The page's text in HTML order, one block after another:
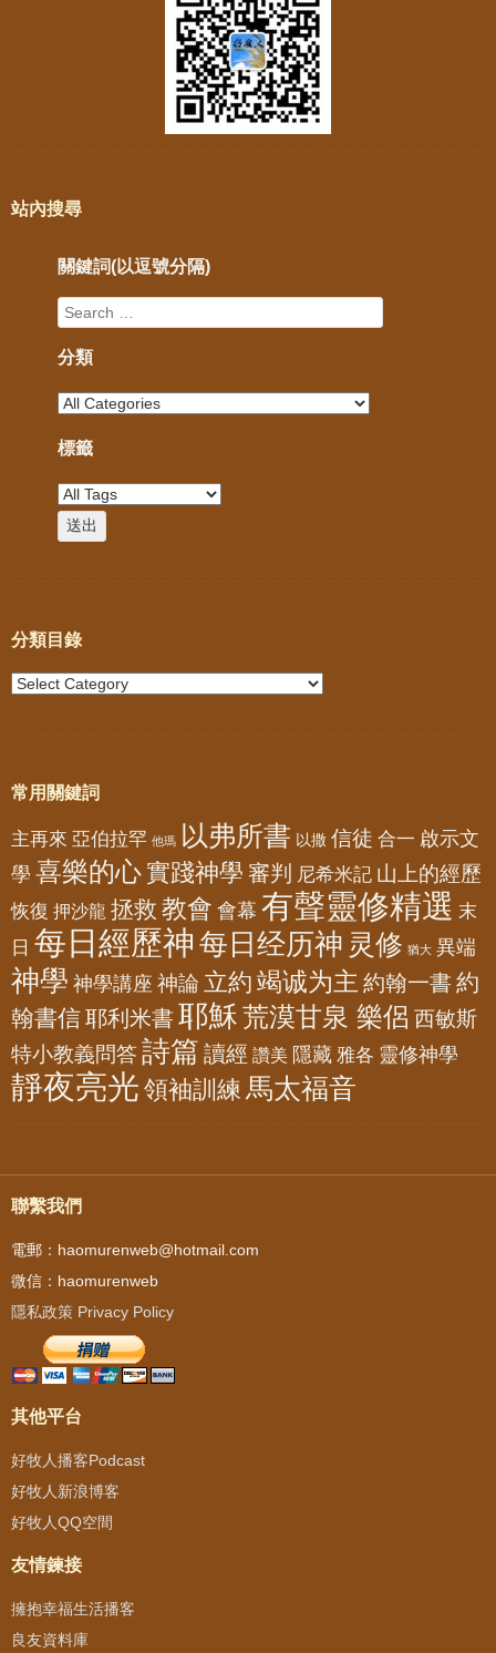
站內搜尋
關鍵詞(以逗號分隔)
分類
標籤
分類目錄
常用關鍵詞
主再來 亞伯拉罕 他瑪 以弗所書 以撒 信徒 合一 啟示文
學 喜樂的心實踐神學 審判 尼希米記 山上的經歷
恢復 押沙龍 拯救 教會 會幕 有聲靈修精選 末
日 每日經歷神 每日经历神 灵修 猶大 異端
神學 神學講座 神論 立約 竭诚为主 約翰一書 約
翰書信耶利米書 耶穌荒漠甘泉 樂侶 西敏斯
特小教義問答詩篇 讀經 讚美 隱藏 雅各 靈修神學
靜夜亮光 領袖訓練 馬太福音
聯繫我們
電郵：haomurenweb@hotmail.com
微信：haomurenweb
隱私政策 Privacy Policy
其他平台
好牧人播客Podcast
好牧人新浪博客
好牧人QQ空間
友情鍊接
擁抱幸福生活播客
良友資料庫